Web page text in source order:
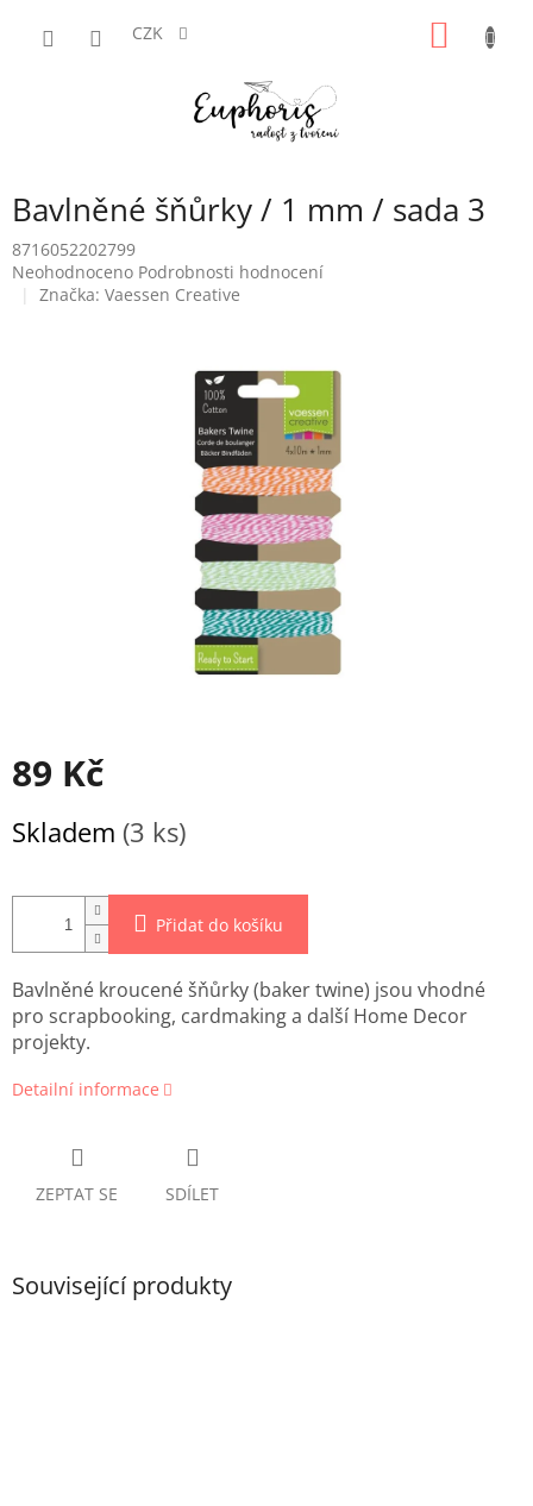
CZK
Bavlněné šňůrky / 1 mm / sada 3
8716052202799
Průměrné
hodnocení
Neohodnoceno Podrobnosti hodnocení
Značka: Vaessen Creative
89 Kč
cena:
Skladem (3 ks)
Přidat do košíku
Bavlněné kroucené šňůrky (baker twine) jsou vhodné
pro scrapbooking, cardmaking a další Home Decor
projekty.
Detailní informace
ZEPTAT SE SDÍLET
Související produkty